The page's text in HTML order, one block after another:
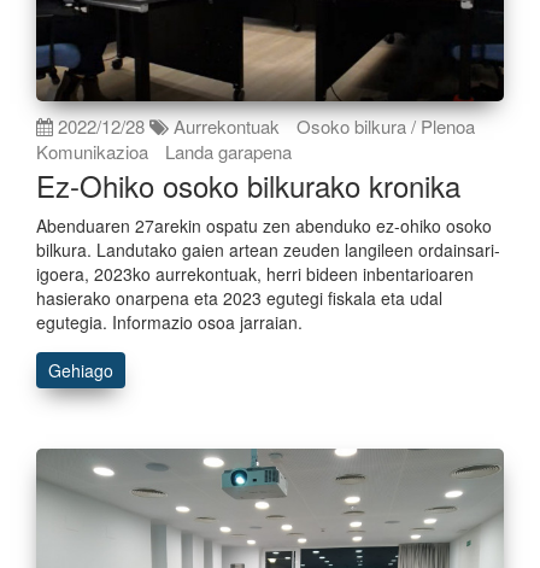
2022/12/28 Aurrekontuak
Osoko bilkura / Plenoa
Komunikazioa
Landa garapena
Ez-Ohiko osoko bilkurako kronika
Abenduaren 27arekin ospatu zen abenduko ez-ohiko osoko
bilkura. Landutako gaien artean zeuden langileen ordainsari-
igoera, 2023ko aurrekontuak, herri bideen inbentarioaren
hasierako onarpena eta 2023 egutegi fiskala eta udal
egutegia. Informazio osoa jarraian.
Gehiago